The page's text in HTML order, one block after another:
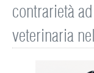
contrarietà
veterinaria